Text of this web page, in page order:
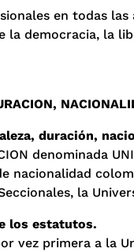
en todas
la democracia, la
duración,
denominada
nacionalidad
la
los estatutos.
vez primera a la